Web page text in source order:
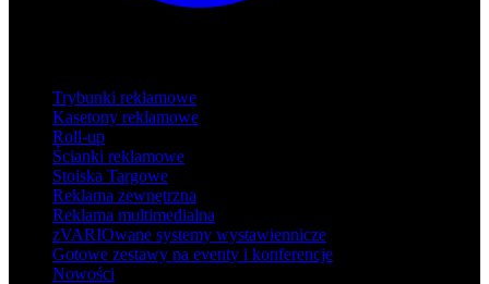
Trybunki reklamowe
Kasetony reklamowe
Roll-up
Ścianki reklamowe
Stoiska Targowe
Reklama zewnętrzna
Reklama multimedialna
zVARIOwane systemy wystawiennicze
Gotowe zestawy na eventy i konferencje
Nowości